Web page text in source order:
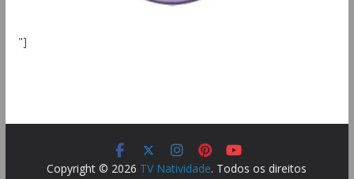
"]
Copyright © 2026 TV Natividade. Todos os direitos